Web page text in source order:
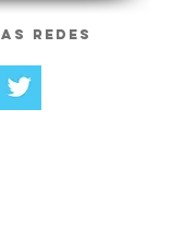
redes